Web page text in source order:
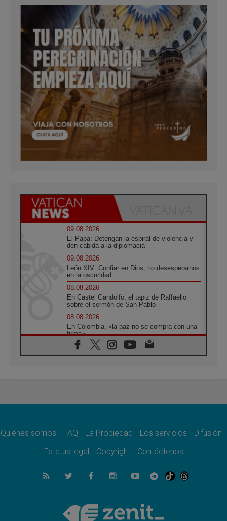
09.08.2026
El Papa: Detengan la espiral de violencia y
den cabida a la diplomacia
09.08.2026
León XIV: Confiar en Dios, no desesperarnos
en la oscuridad
08.08.2026
En Castel Gandolfo, el tapiz de Raffaello
sobre el sermón de San Pablo
08.08.2026
En Colombia, «la paz no se compra con una
firma»
08.08.2026
En Venezuela celebraron los 416 años del
08.08.2026
07.08.2026
se convierte en diócesis
Honduras: Los desplazados invisibles de una
crisis olvidada
Bokalic: "En Argentina el Papa León señalará
el compromiso del cristiano"
Quiénes somos FAQ La Propiedad Los servicios
Difusión
Estatus legal
Copyright Contáctenos